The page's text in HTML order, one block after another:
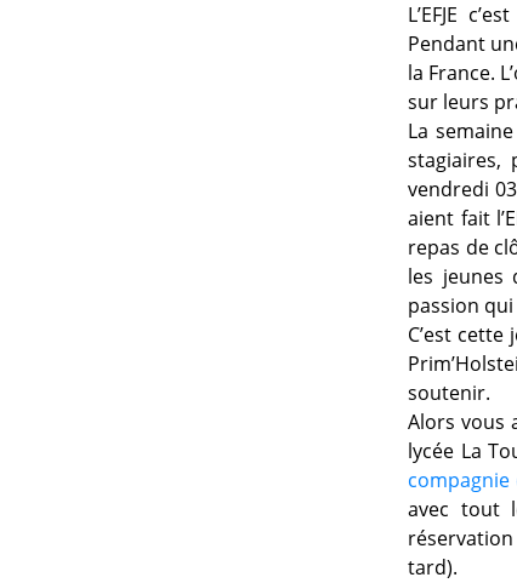
L’EFJE
Pendant
la France.
sur leurs
La
stagiaires,
vendredi
aient fait
repas de
les jeunes
passion
C’est
soutenir.
Alors vous
lycée La
avec tout
tard).